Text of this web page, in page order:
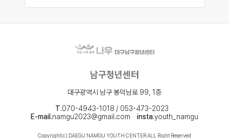
party without special rules. NAMGU YOUTH CENTER
and Korean learners welcome ?ENTRANCE : FREE (Offering
▪ E-mail : namgu2023@gmail.com #언어교환 #언어 #교환 #파
류 #LANGUAGEEXCHANGE #PARTY
남구청년센터
대구광역시 남구 봉덕남로 99, 1층
T.070-4943-1018 / 053-473-2023
E-mail.namgu2023@gmail.com insta.youth_namgu
Copyright(c) DAEGU NAMGU YOUTH CENTER ALL Right Reserved